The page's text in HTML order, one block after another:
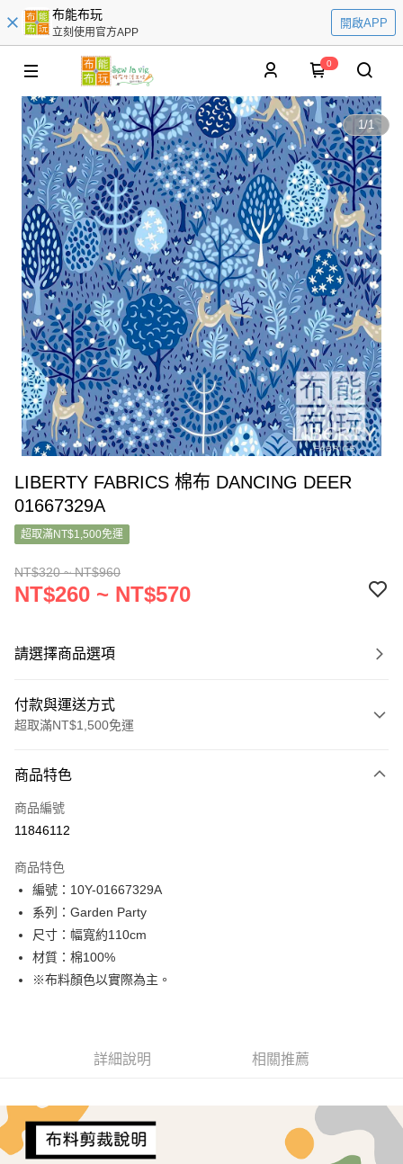
布能布玩
立刻使用官方APP
開啟APP
0
1/1
LIBERTY FABRICS 棉布 DANCING DEER
01667329A
超取滿NT$1,500免運
NT$320 ~ NT$960
NT$260 ~ NT$570
請選擇商品選項
付款與運送方式
超取滿NT$1,500免運
信用卡一次付款
超商取貨付款
Apple Pay
街口支付
Google Pay
AFTEE先享後付
３．安心：先確認商品／服務後，再付款。
【「AFTEE先享後付」結帳流程】
１．於結帳方式選擇「AFTEE先享後付」後，將跳轉至「AFTEE先享後付」
全家取貨付款
每筆NT$65，滿NT$1,500(含以上)免運費
商品特色
商品編號
11846112
商品特色
編號：10Y-01667329A
系列：Garden Party
尺寸：幅寬約110cm
材質：棉100%
※布料顏色以實際為主。
詳細說明 相關推薦